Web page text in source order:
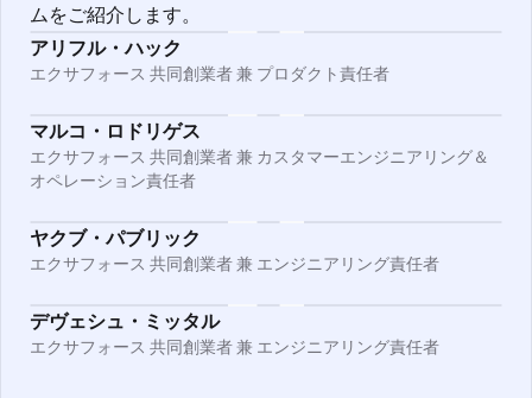
ムをご紹介します。
アリフル・ハック
エクサフォース 共同創業者 兼 プロダクト責任者
マルコ・ロドリゲス
エクサフォース 共同創業者 兼 カスタマーエンジニアリング＆
オペレーション責任者
ヤクブ・パブリック
エクサフォース 共同創業者 兼 エンジニアリング責任者
デヴェシュ・ミッタル
エクサフォース 共同創業者 兼 エンジニアリング責任者